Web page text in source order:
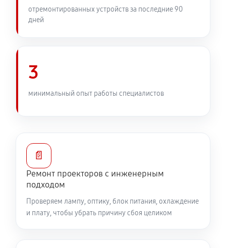
отремонтированных устройств за последние 90
дней
3
минимальный опыт работы специалистов
📄
Ремонт проекторов с инженерным
подходом
Проверяем лампу, оптику, блок питания, охлаждение
и плату, чтобы убрать причину сбоя целиком